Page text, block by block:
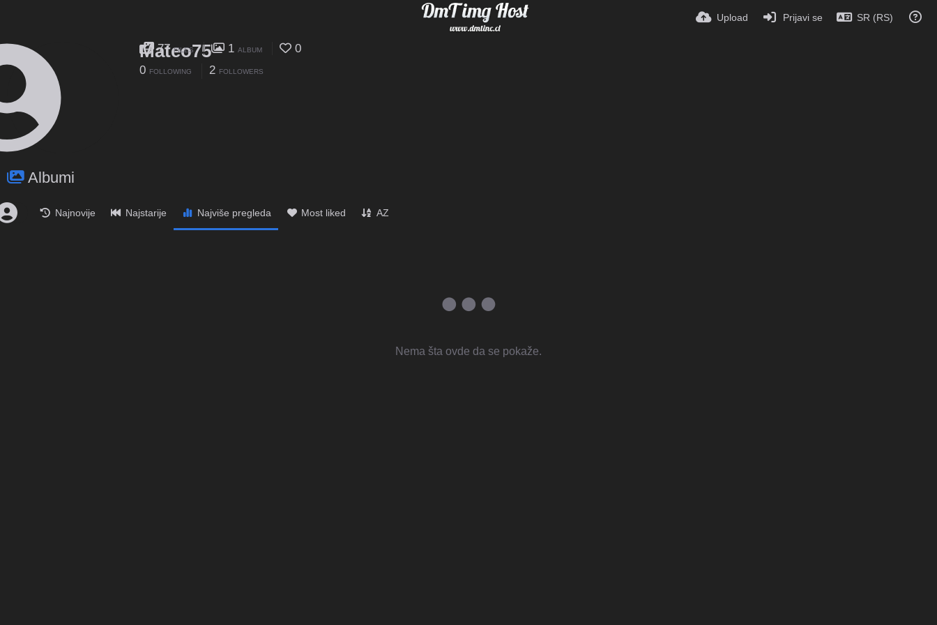
Upload Prijavi se SR (RS)
Mateo75
0 FOLLOWING 2 FOLLOWERS
77 FILES 1 ALBUM 0
Albumi
Najnovije Najstarije Najviše pregleda Most liked AZ
Nema šta ovde da se pokaže.